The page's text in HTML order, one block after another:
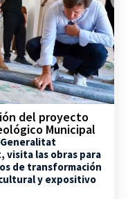
del proyecto
Municipal
Generalitat
visita las obras para
de transformación
y expositivo